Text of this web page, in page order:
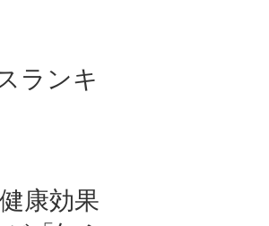
ランキ
康効果